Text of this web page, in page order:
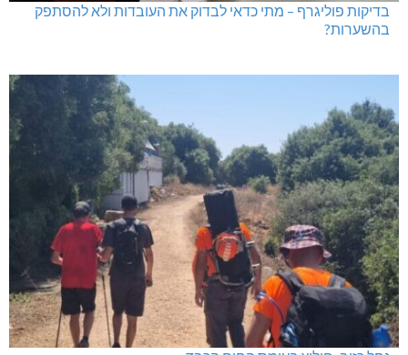
בדיקות פוליגרף – מתי כדאי לבדוק את העובדות ולא להסתפק
בהשערות?